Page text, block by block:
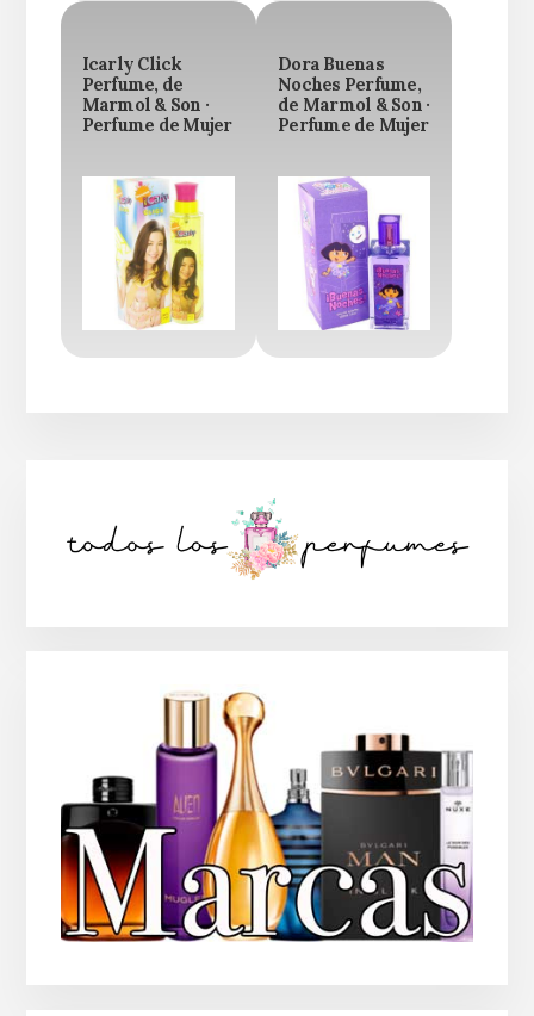
Icarly Click
Perfume, de
Marmol & Son ·
Perfume de Mujer
Dora Buenas
Noches Perfume,
de Marmol & Son ·
Perfume de Mujer
lateral